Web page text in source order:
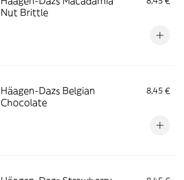
Nut Brittle
Häagen-Dazs Belgian
Chocolate
8,45 €